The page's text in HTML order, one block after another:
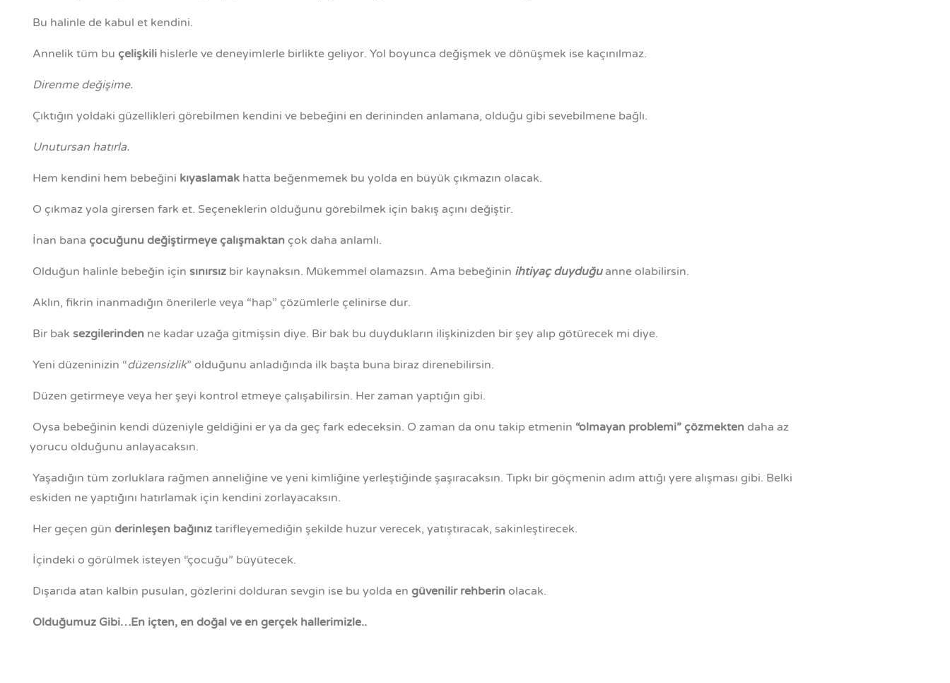
Bu halinle de kabul et kendini.
Annelik tüm bu çelişkili hislerle ve deneyimlerle birlikte geliyor. Yol boyunca değişmek ve dönüşmek ise kaçınılmaz.
Direnme değişime.
Çıktığın yoldaki güzellikleri görebilmen kendini ve bebeğini en derininden anlamana, olduğu gibi sevebilmene bağlı.
Unutursan hatırla.
Hem kendini hem bebeğini kıyaslamak hatta beğenmemek bu yolda en büyük çıkmazın olacak.
O çıkmaz yola girersen fark et. Seçeneklerin olduğunu görebilmek için bakış açını değiştir.
İnan bana çocuğunu değiştirmeye çalışmaktan çok daha anlamlı.
Olduğun halinle bebeğin için sınırsız bir kaynaksın. Mükemmel olamazsın. Ama bebeğinin ihtiyaç duyduğuanne olabilirsin.
Aklın, fikrin inanmadığın önerilerle veya “hap” çözümlerle çelinirse dur.
Bir bak sezgilerinden ne kadar uzağa gitmişsin diye. Bir bak bu duydukların ilişkinizden bir şey alıp götürecek mi diye.
Yeni düzeninizin “düzensizlik” olduğunu anladığında ilk başta buna biraz direnebilirsin.
Düzen getirmeye veya her şeyi kontrol etmeye çalışabilirsin. Her zaman yaptığın gibi.
Oysa bebeğinin kendi düzeniyle geldiğini er ya da geç fark edeceksin. O zaman da onu takip etmenin “olmayan problemi” çözmekten daha az
yorucu olduğunu anlayacaksın.
Yaşadığın tüm zorluklara rağmen anneliğine ve yeni kimliğine yerleştiğinde şaşıracaksın. Tıpkı bir göçmenin adım attığı yere alışması gibi. Belki
eskiden ne yaptığını hatırlamak için kendini zorlayacaksın.
Her geçen gün derinleşen bağınız tarifleyemediğin şekilde huzur verecek, yatıştıracak, sakinleştirecek.
İçindeki o görülmek isteyen “çocuğu” büyütecek.
Dışarıda atan kalbin pusulan, gözlerini dolduran sevgin ise bu yolda en güvenilir rehberin olacak.
Olduğumuz Gibi…En içten, en doğal ve en gerçek hallerimizle..